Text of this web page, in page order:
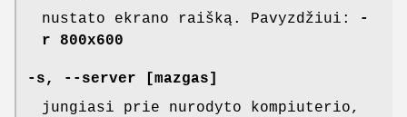
nustato ekrano raišką. Pavyzdžiui:
-
r 800x600
-s, --server [mazgas]
jungiasi prie nurodyto kompiuterio,